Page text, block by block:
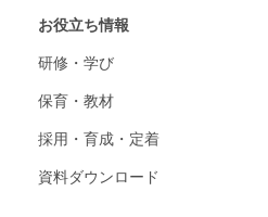
お役立ち情報
研修・学び
保育・教材
採用・育成・定着
資料ダウンロード